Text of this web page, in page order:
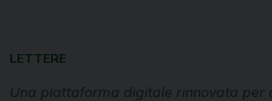
LETTERE
Una piattaforma digitale rinnovata per